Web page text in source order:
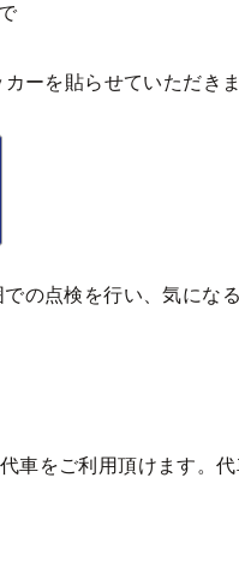
ーを貼らせていただきま
の点検を行い、気にな
車をご利用頂けます。